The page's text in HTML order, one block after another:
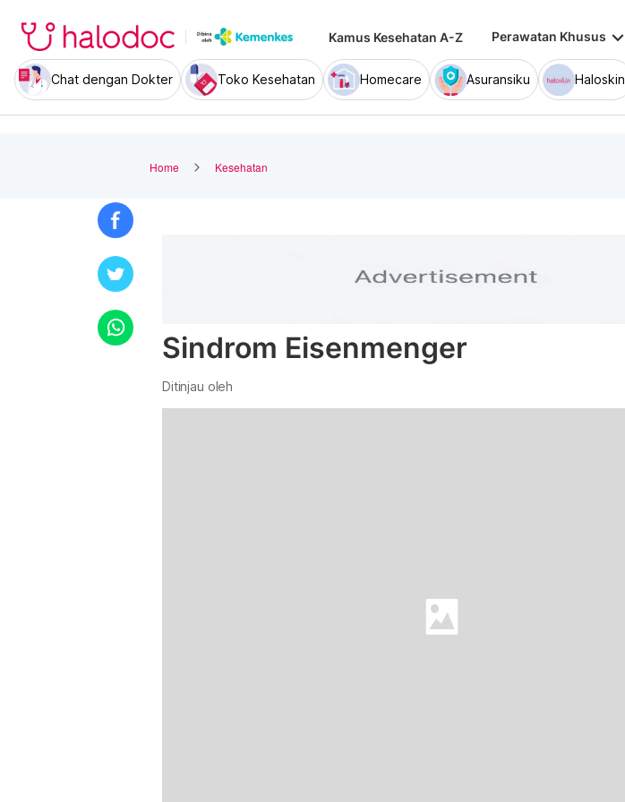
Kamus Kesehatan A-Z Perawatan Khusus keyboard_arrow_down
Chat dengan Dokter Toko Kesehatan Homecare Asuransiku Haloskin
Home Kesehatan
Sindrom Eisenmenger
Ditinjau oleh